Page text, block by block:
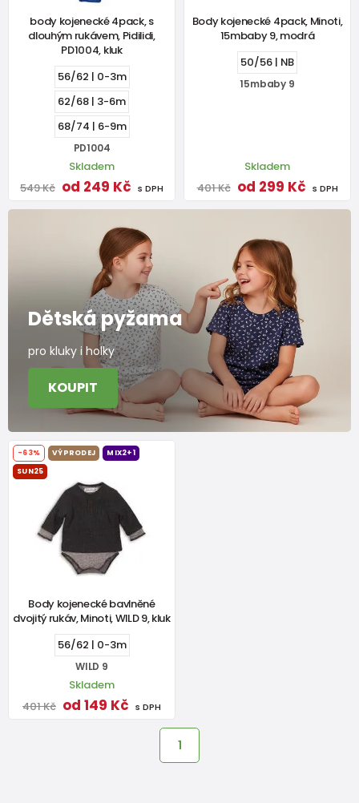
body kojenecké 4pack, s
dlouhým rukávem, Pidilidi,
PD1004, kluk
56/62 | 0-3m
62/68 | 3-6m
68/74 | 6-9m
PD1004
Skladem
549 Kč od 249 Kč s DPH
Body kojenecké 4pack, Minoti,
15mbaby 9, modrá
50/56 | NB
15mbaby 9
Skladem
401 Kč od 299 Kč s DPH
Dětská pyžama
pro kluky i holky
KOUPIT
-63% VÝPRODEJ
MIX2+1
SUN25
Body kojenecké bavlněné
dvojitý rukáv, Minoti, WILD 9, kluk
56/62 | 0-3m
WILD 9
Skladem
401 Kč od 149 Kč s DPH
1